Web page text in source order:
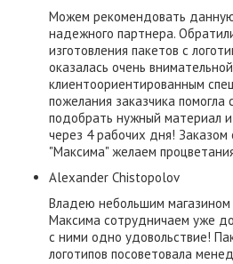
Можем рекомендовать
надежного партнера.
изготовления пакетов с
оказалась очень
клиентоориентированным
пожелания заказчика помогла
подобрать нужный материал и
через 4 рабочих дня!
"Максима" желаем
Alexander Chistopolov
Владею небольшим магазином
Максима сотрудничаем уже
с ними одно удовольствие!
логотипов посоветовала